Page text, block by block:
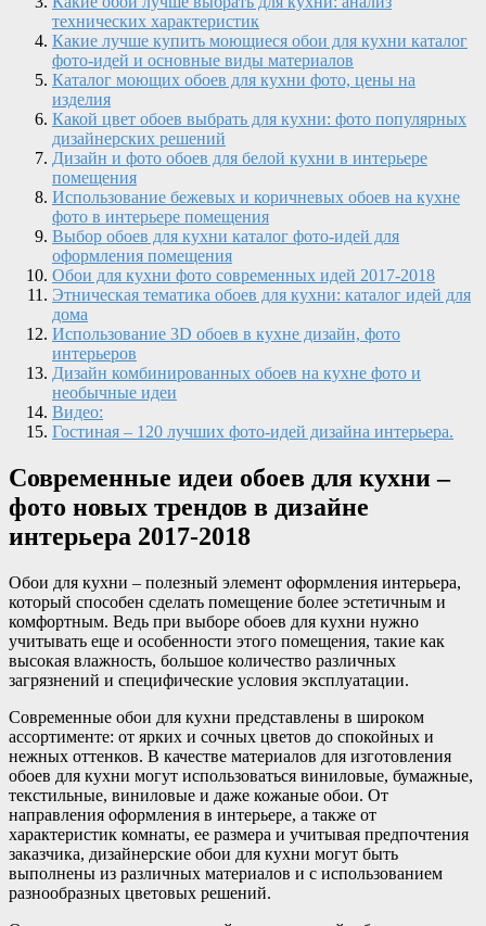
технических характеристик
Какие лучше купить моющиеся обои для кухни каталог
фото-идей и основные виды материалов
Каталог моющих обоев для кухни фото, цены на
изделия
Какой цвет обоев выбрать для кухни: фото популярных
дизайнерских решений
Дизайн и фото обоев для белой кухни в интерьере
помещения
Использование бежевых и коричневых обоев на кухне
фото в интерьере помещения
Выбор обоев для кухни каталог фото-идей для
оформления помещения
Обои для кухни фото современных идей 2017-2018
Этническая тематика обоев для кухни: каталог идей для
дома
Использование 3D обоев в кухне дизайн, фото
интерьеров
Дизайн комбинированных обоев на кухне фото и
необычные идеи
Видео:
Гостиная – 120 лучших фото-идей дизайна интерьера.
Современные идеи обоев для кухни –
фото новых трендов в дизайне
интерьера 2017-2018
Обои для кухни – полезный элемент оформления интерьера,
который способен сделать помещение более эстетичным и
комфортным. Ведь при выборе обоев для кухни нужно
учитывать еще и особенности этого помещения, такие как
высокая влажность, большое количество различных
загрязнений и специфические условия эксплуатации.
Современные обои для кухни представлены в широком
ассортименте: от ярких и сочных цветов до спокойных и
нежных оттенков. В качестве материалов для изготовления
обоев для кухни могут использоваться виниловые, бумажные,
текстильные, виниловые и даже кожаные обои. От
направления оформления в интерьере, а также от
характеристик комнаты, ее размера и учитывая предпочтения
заказчика, дизайнерские обои для кухни могут быть
выполнены из различных материалов и с использованием
разнообразных цветовых решений.